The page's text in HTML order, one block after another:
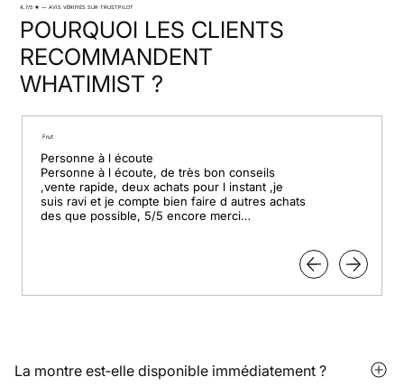
Frut
Personne à l écoute
Personne à l écoute, de très bon conseils
,vente rapide, deux achats pour l instant ,je
suis ravi et je compte bien faire d autres achats
des que possible, 5/5 encore merci
4,7/5 ★ — AVIS VÉRIFIÉS SUR TRUSTPILOT
POURQUOI LES CLIENTS
RECOMMANDENT
WHATIMIST ?
La montre est‑elle disponible immédiatement ?